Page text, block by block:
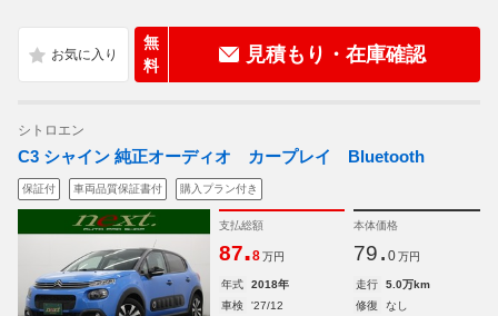
無
料
見積もり・在庫確認
シトロエン
C3 シャイン 純正オーディオ カープレイ Bluetooth
保証付 車両品質保証書付 購入プラン付き
支払総額
87.8 万円
本体価格
79. 0 万円
年式 2018年 走行
5.0万km
車検
'27/12 修復
なし